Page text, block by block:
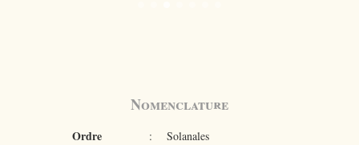
Nomenclature
Ordre : Solanales